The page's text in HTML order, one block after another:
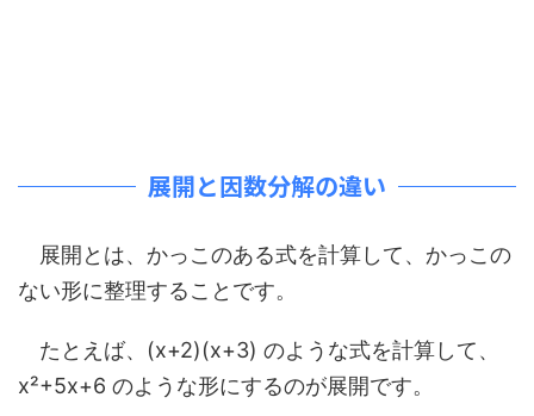
展開と因数分解の違い
展開とは、かっこのある式を計算して、かっこの
ない形に整理することです。
たとえば、(x+2)(x+3) のような式を計算して、
x²+5x+6 のような形にするのが展開です。